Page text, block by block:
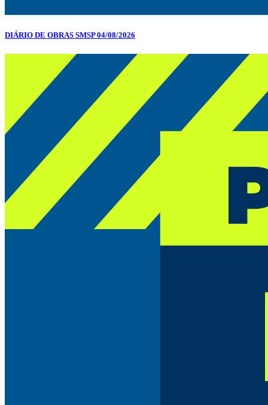
DIÁRIO DE OBRAS SMSP 04/08/2026